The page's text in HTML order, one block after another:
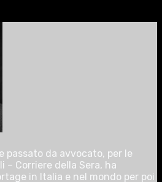
passato da avvocato, per le
– Corriere della Sera, ha
in Italia e nel mondo per poi